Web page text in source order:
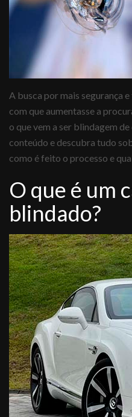
A busca por mais segurança
com que aumentasse a
o que vem a ser blindagem
conteúdo e descubra tudo
como é feito o processo e
O que é um
blindado?